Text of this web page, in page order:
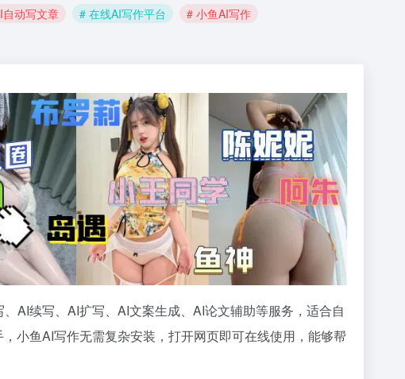
自动写文章 # 在线AI写作平台 # 小鱼AI写作
AI续写、AI扩写、AI文案生成、AI论文辅助等服务，适合自
小鱼AI写作无需复杂安装，打开网页即可在线使用，能够帮